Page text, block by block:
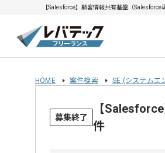
【Salesforce】顧客情報共有基盤（
HOME 案件検索 SE (システムエ
募集終了
【
件